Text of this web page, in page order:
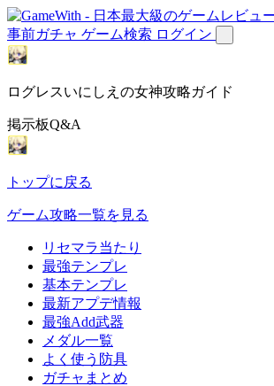
事前ガチャ ゲーム検索 ログイン
ログレスいにしえの女神攻略ガイド
掲示板Q&A
トップに戻る
ゲーム攻略一覧を見る
リセマラ当たり
最強テンプレ
基本テンプレ
最新アプデ情報
最強Add武器
メダル一覧
よく使う防具
ガチャまとめ